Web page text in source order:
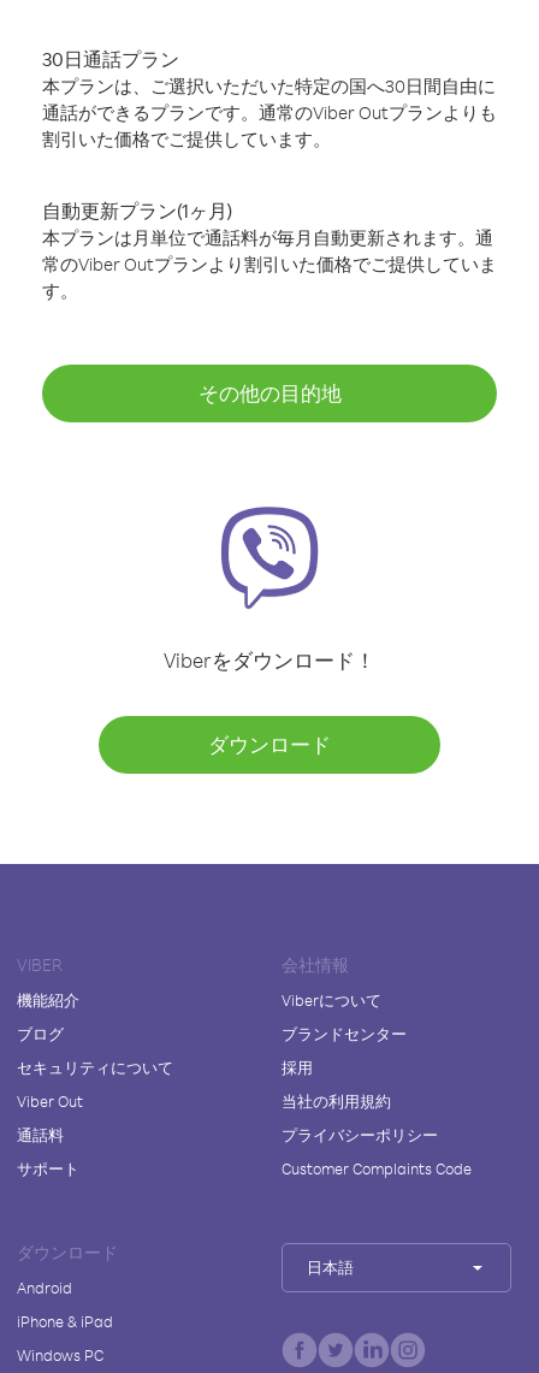
30日通話プラン
本プランは、ご選択いただいた特定の国へ30日間自由に
通話ができるプランです。通常のViber Outプランよりも
割引いた価格でご提供しています。
自動更新プラン(1ヶ月)
本プランは月単位で通話料が毎月自動更新されます。通
常のViber Outプランより割引いた価格でご提供していま
す。
その他の目的地
Viberをダウンロード！
ダウンロード
VIBER
機能紹介
ブログ
セキュリティについて
Viber Out
通話料
サポート
会社情報
Viberについて
ブランドセンター
採用
当社の利用規約
プライバシーポリシー
Customer Complaints Code
ダウンロード
Android
iPhone & iPad
Windows PC
日本語